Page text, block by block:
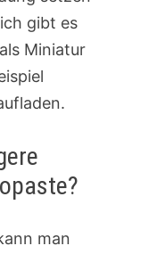
gibt es
Miniatur
man